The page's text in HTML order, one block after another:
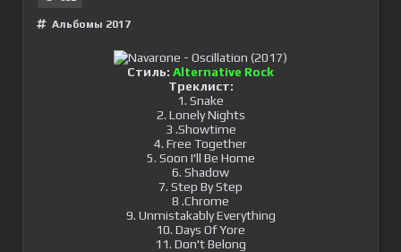
Альбомы 2017
Стиль: Alternative Rock
Треклист:
1. Snake
2. Lonely Nights
3 .Showtime
4. Free Together
5. Soon I'll Be Home
6. Shadow
7. Step By Step
8 .Chrome
9. Unmistakably Everything
10. Days Of Yore
11. Don't Belong